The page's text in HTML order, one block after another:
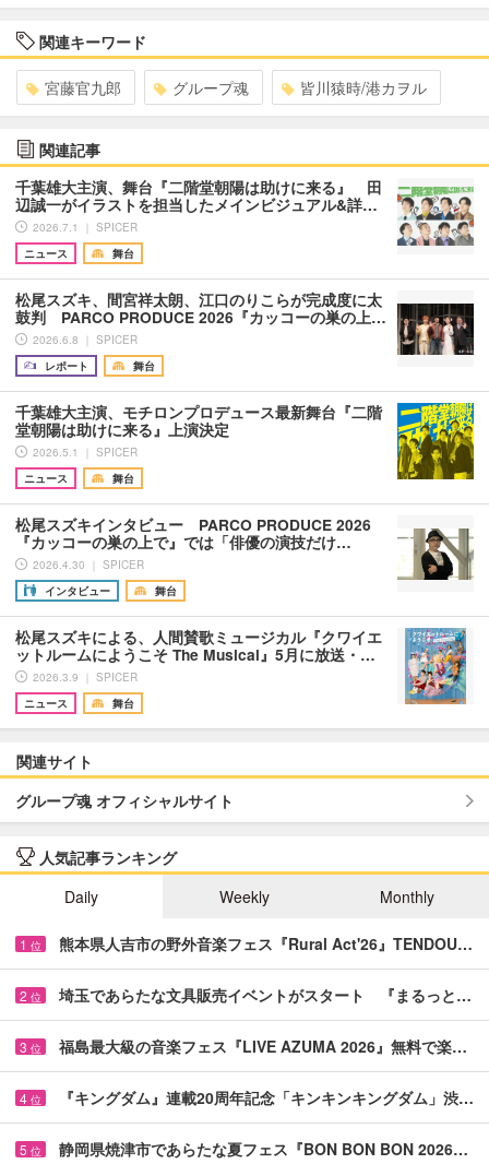
関連キーワード
宮藤官九郎 グループ魂 皆川猿時/港カヲル
関連記事
千葉雄⼤主演、舞台『⼆階堂朝陽は助けに来る』 ⽥
辺誠⼀がイラストを担当したメインビジュアル&詳…
2026.7.1 ｜ SPICER
ニュース
舞台
松尾スズキ、間宮祥太朗、江口のりこらが完成度に太
鼓判 PARCO PRODUCE 2026『カッコーの巣の上…
2026.6.8 ｜ SPICER
レポート
舞台
千葉雄大主演、モチロンプロデュース最新舞台『二階
堂朝陽は助けに来る』上演決定
2026.5.1 ｜ SPICER
ニュース
舞台
松尾スズキインタビュー PARCO PRODUCE 2026
『カッコーの巣の上で』では「俳優の演技だけ…
2026.4.30 ｜ SPICER
インタビュー
舞台
松尾スズキによる、人間賛歌ミュージカル『クワイエ
ットルームにようこそ The Musical』5月に放送・…
2026.3.9 ｜ SPICER
ニュース
舞台
関連サイト
グループ魂 オフィシャルサイト
人気記事ランキング
Daily
Weekly Monthly
1 位 熊本県人吉市の野外音楽フェス『Rural Act'26』TENDOU…
2 位 埼玉であらたな文具販売イベントがスタート 『まるっと…
3 位 福島最大級の音楽フェス『LIVE AZUMA 2026』無料で楽…
4 位 『キングダム』連載20周年記念「キンキンキングダム」渋…
5 位 静岡県焼津市であらたな夏フェス『BON BON BON 2026…